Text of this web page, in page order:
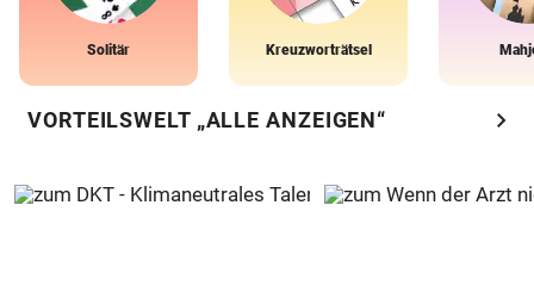
Solitär Kreuzworträtsel
VORTEILSWELT „ALLE ANZEIGEN“ chevron_right